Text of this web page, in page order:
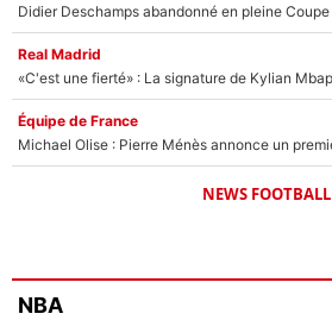
Real Madrid
Équipe de France
NEWS FOOTBALL
NBA